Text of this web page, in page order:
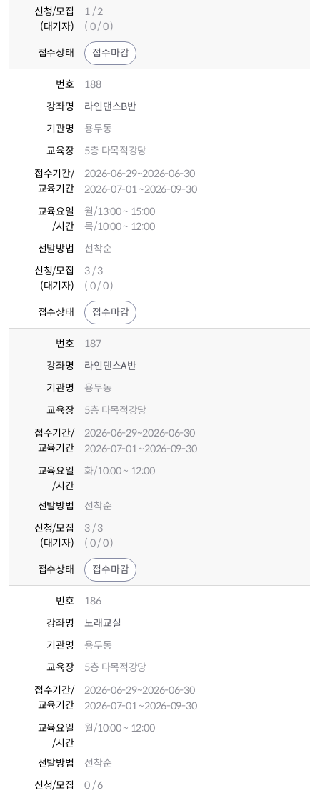
신청/모집
(대기자)
1 / 2
( 0 / 0 )
접수상태 접수마감
번호
188
강좌명
라인댄스B반
기관명
용두동
교육장
5층 다목적강당
접수기간/
교육기간
2026-06-29~2026-06-30
2026-07-01~2026-09-30
교육요일
/시간
월/13:00 ~ 15:00
목/10:00 ~ 12:00
선발방법
선착순
신청/모집
(대기자)
3 / 3
( 0 / 0 )
접수상태 접수마감
번호
187
강좌명
라인댄스A반
기관명
용두동
교육장
5층 다목적강당
접수기간/
교육기간
2026-06-29~2026-06-30
2026-07-01~2026-09-30
교육요일
/시간
화/10:00 ~ 12:00
선발방법
선착순
신청/모집
(대기자)
3 / 3
( 0 / 0 )
접수상태 접수마감
번호
186
강좌명
노래교실
기관명
용두동
교육장
5층 다목적강당
접수기간/
교육기간
2026-06-29~2026-06-30
2026-07-01~2026-09-30
교육요일
/시간
월/10:00 ~ 12:00
선발방법
선착순
신청/모집
0 / 6